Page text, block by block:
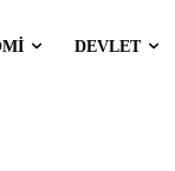
DEVLET